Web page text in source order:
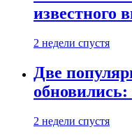
известного
2 недели спустя
Две
2 недели спустя